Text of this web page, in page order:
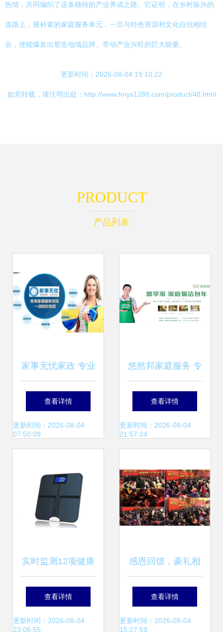
热情，共同编织了这条独特的产业养成之路。它证明，在乡村振兴的
道路上，最朴素的家庭服务单元，一旦与特色资源和文化自信相结
合，便能爆发出塑造地域品牌、带动产业兴旺的巨大能量。
更新时间：2026-08-04 19:10:22
如若转载，请注明出处：http://www.hnys1288.com/product/48.html
PRODUCT
产品列表
家事无忧家政 专业
家政服务，打造温
馨整洁的居家环境
查看详情
更新时间：2026-08-04
07:50:09
悠然邦家庭服务 专
业与温度并存的家
庭生活解决方案
查看详情
更新时间：2026-08-04
21:57:24
实时监测12项健康
指标 欧美家庭健康
产品的火爆与未来
查看详情
更新时间：2026-08-04
23:06:55
感恩回馈，豪礼相
送——科恩电器皖
中总裁签售引爆家
查看详情
更新时间：2026-08-04
15:27:59